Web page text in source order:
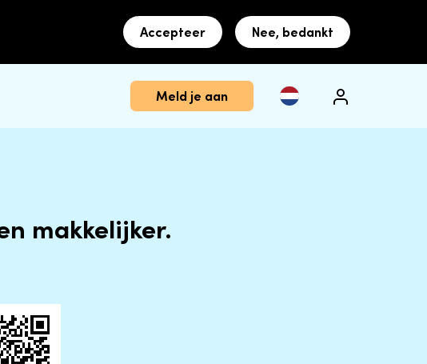
Accepteer Nee, bedankt
Meld je aan
makkelijker.